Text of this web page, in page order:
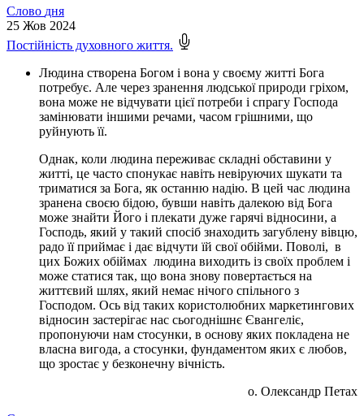
Слово дня
25 Жов 2024
Постійність духовного життя.
Людина створена Богом і вона у своєму житті Бога
потребує. Але через зранення людської природи гріхом,
вона може не відчувати цієї потреби і спрагу Господа
замінювати іншими речами, часом грішними, що
руйнують її.
Однак, коли людина переживає складні обставини у
житті, це часто спонукає навіть невіруючих шукати та
триматися за Бога, як останню надію. В цей час людина
зранена своєю бідою, бувши навіть далекою від Бога
може знайти Його і плекати дуже гарячі відносини, а
Господь, який у такий спосіб знаходить загублену вівцю,
радо її приймає і дає відчути їй свої обійми. Поволі, в
цих Божих обіймах людина виходить із своїх проблем і
може статися так, що вона знову повертається на
життєвий шлях, який немає нічого спільного з
Господом. Ось від таких користолюбних маркетингових
відносин застерігає нас сьогоднішнє Євангеліє,
пропонуючи нам стосунки, в основу яких покладена не
власна вигода, а стосунки, фундаментом яких є любов,
що зростає у безконечну вічність.
о. Олександр Петах